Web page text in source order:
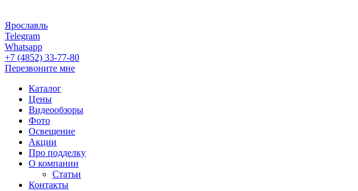
Ярославль
Telegram
Whatsapp
+7 (4852) 33-77-80
Перезвоните мне
Каталог
Цены
Видеообзоры
Фото
Освещение
Акции
Про подделку
О компании
Статьи
Контакты